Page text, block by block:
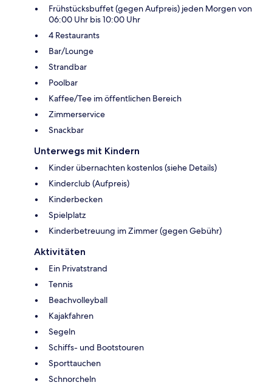
Frühstücksbuffet (gegen Aufpreis) jeden Morgen von
06:00 Uhr bis 10:00 Uhr
4 Restaurants
Bar/Lounge
Strandbar
Poolbar
Kaffee/Tee im öffentlichen Bereich
Zimmerservice
Snackbar
Unterwegs mit Kindern
Kinder übernachten kostenlos (siehe Details)
Kinderclub (Aufpreis)
Kinderbecken
Spielplatz
Kinderbetreuung im Zimmer (gegen Gebühr)
Aktivitäten
Ein Privatstrand
Tennis
Beachvolleyball
Kajakfahren
Segeln
Schiffs- und Bootstouren
Sporttauchen
Schnorcheln